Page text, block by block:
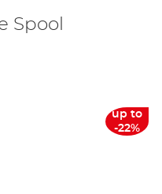
Spool
up to
-22%